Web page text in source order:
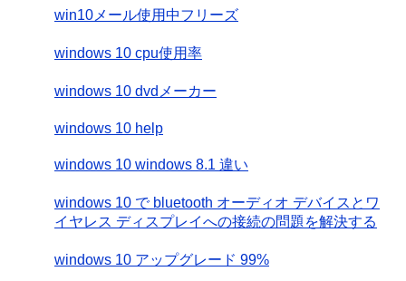
win10メール使用中フリーズ
windows 10 cpu使用率
windows 10 dvdメーカー
windows 10 help
windows 10 windows 8.1 違い
windows 10 で bluetooth オーディオ デバイスとワ
イヤレス ディスプレイへの接続の問題を解決する
windows 10 アップグレード 99%